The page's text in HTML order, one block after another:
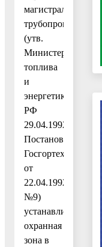
магистральных
трубопроводов»
(утв.
Министерством
топлива
и
энергетики
РФ
29.04.1992,
Постановлением
Госгортехнадзора
от
22.04.1992
№9)
устанавливается
охранная
зона в